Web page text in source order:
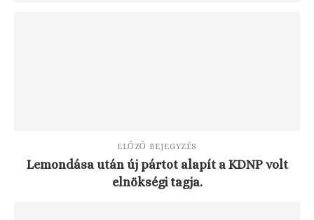
ELŐZŐ BEJEGYZÉS
Lemondása után új pártot alapít a KDNP volt
elnökségi tagja.